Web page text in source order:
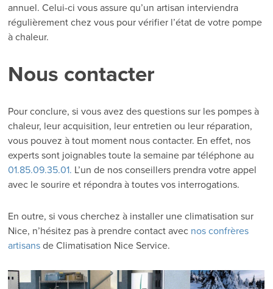
annuel. Celui-ci vous assure qu’un artisan interviendra
régulièrement chez vous pour vérifier l’état de votre pompe
à chaleur.
Nous contacter
Pour conclure, si vous avez des questions sur les pompes à
chaleur, leur acquisition, leur entretien ou leur réparation,
vous pouvez à tout moment nous contacter. En effet, nos
experts sont joignables toute la semaine par téléphone au
01.85.09.35.01. L’un de nos conseillers prendra votre appel
avec le sourire et répondra à toutes vos interrogations.
En outre, si vous cherchez à installer une climatisation sur
Nice, n’hésitez pas à prendre contact avec nos confrères
artisans de Climatisation Nice Service.